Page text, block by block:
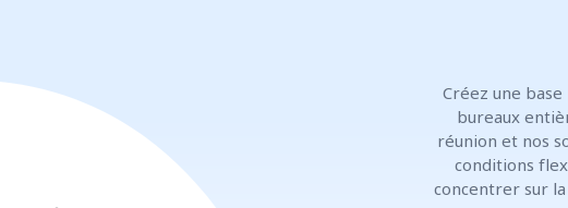
Créez une
bureaux
réunion et nos
conditions
concentrer sur